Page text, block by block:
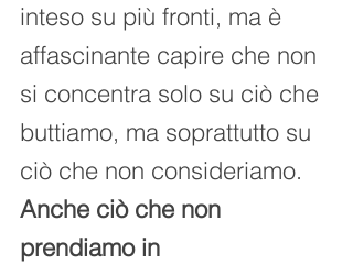
inteso su più fronti, ma è
affascinante capire che non
si concentra solo su ciò che
buttiamo, ma soprattutto su
ciò che non consideriamo.
Anche ciò che non
prendiamo in